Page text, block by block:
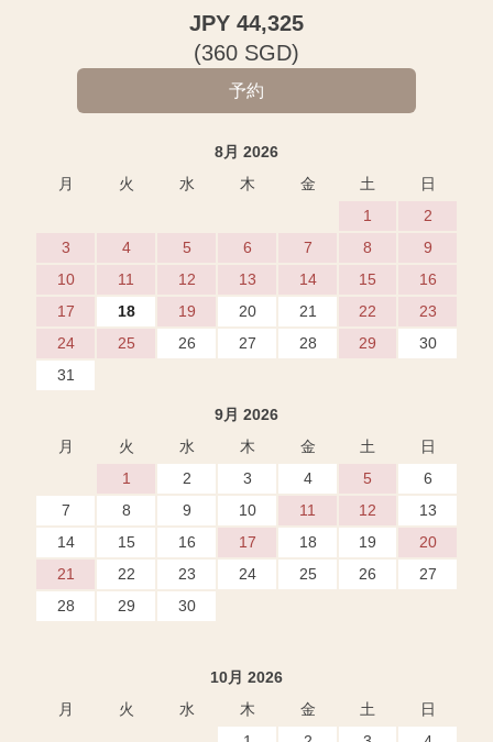
JPY 44,325
(360 SGD)
8月 2026
月
火 水 木 金 土
日
1
2
3
4 5 6 7 8
9
10
11 12 13 14 15
16
17
18 19 20 21 22
23
24
25 26 27 28 29
30
31
9月 2026
月
火 水 木 金 土
日
1
2 3 4 5
6
7
8 9 10 11 12
13
14
15 16 17 18 19
20
21
22 23 24 25 26
27
28
29 30
10月 2026
月
火 水 木 金 土
日